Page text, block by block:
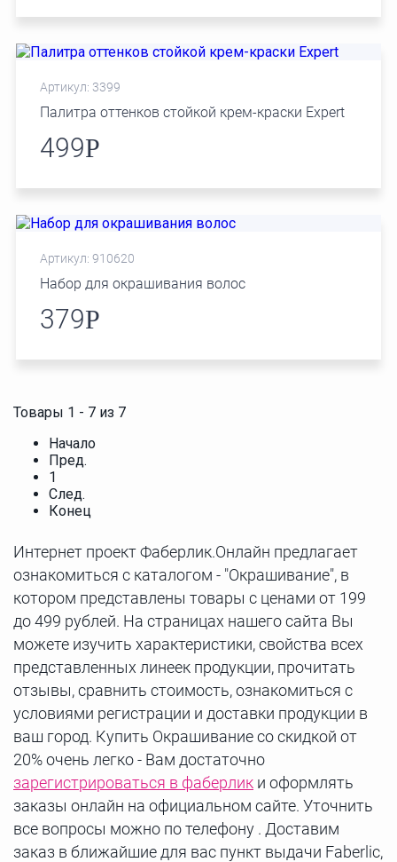
Артикул: 3399
Палитра оттенков стойкой крем-краски Expert
499Р
Артикул: 910620
Набор для окрашивания волос
379Р
Товары 1 - 7 из 7
Начало
Пред.
1
След.
Конец
Интернет проект Фаберлик.Онлайн предлагает
ознакомиться с каталогом - "Окрашивание", в
котором представлены товары с ценами от 199
до 499 рублей. На страницах нашего сайта Вы
можете изучить характеристики, свойства всех
представленных линеек продукции, прочитать
отзывы, сравнить стоимость, ознакомиться с
условиями регистрации и доставки продукции в
ваш город. Купить Окрашивание со скидкой от
20% очень легко - Вам достаточно
зарегистрироваться в фаберлик и оформлять
заказы онлайн на официальном сайте. Уточнить
все вопросы можно по телефону . Доставим
заказ в ближайшие для вас пункт выдачи Faberlic,